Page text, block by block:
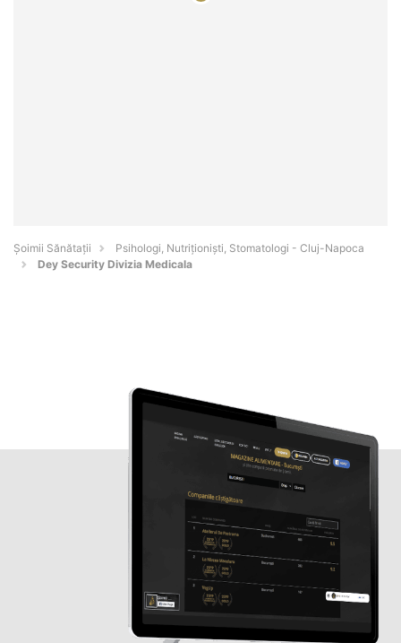
Şoimii Sănătații
Psihologi, Nutriționiști, Stomatologi - Cluj-Napoca
Dey Security Divizia Medicala